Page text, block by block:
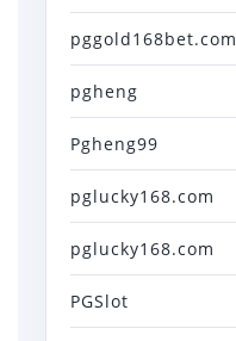
pggold168bet.com
pgheng
Pgheng99
pglucky168.com
pglucky168.com
PGSlot